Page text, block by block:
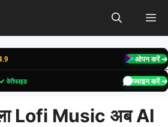
ओपन करें ➔
✔ वेरीफाइड ज्वाइन करें ➔
Lofi Music अब AI